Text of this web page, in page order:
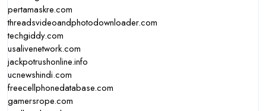
pertamaskre.com
threadsvideoandphotodownloader.com
techgiddy.com
usalivenetwork.com
jackpotrushonline.info
ucnewshindi.com
freecellphonedatabase.com
gamersrope.com